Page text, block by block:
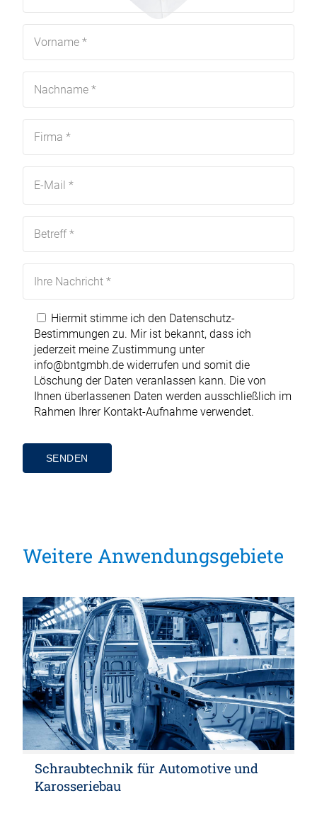
Hiermit stimme ich den Datenschutz-
Bestimmungen zu. Mir ist bekannt, dass ich
jederzeit meine Zustimmung unter
info@bntgmbh.dewiderrufen und somit die
Löschung der Daten veranlassen kann. Die von
Ihnen überlassenen Daten werden ausschließlich im
Rahmen Ihrer Kontakt-Aufnahme verwendet.
Weitere Anwendungsgebiete
Schraubtechnik für Automotive und
Karosseriebau